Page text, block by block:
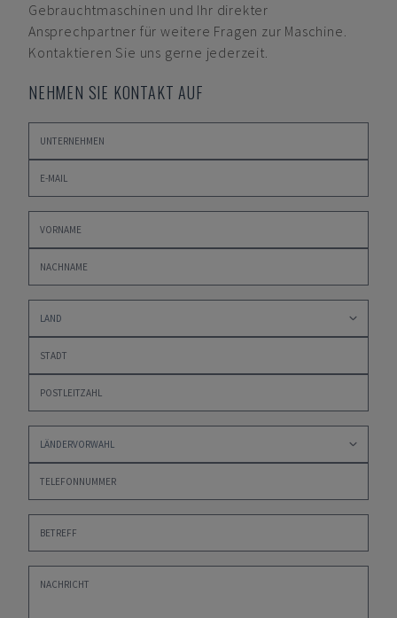
Gebrauchtmaschinen und Ihr direkter
Ansprechpartner für weitere Fragen zur Maschine.
Kontaktieren Sie uns gerne jederzeit.
NEHMEN SIE KONTAKT AUF